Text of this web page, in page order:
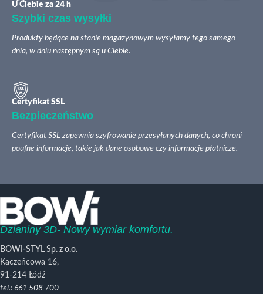
U Ciebie za 24 h
Szybki czas wysyłki
Produkty będące na stanie magazynowym wysyłamy tego samego
dnia, w dniu następnym są u Ciebie.
Certyfikat SSL
Bezpieczeństwo
Certyfikat SSL zapewnia szyfrowanie przesyłanych danych, co chroni
poufne informacje, takie jak dane osobowe czy informacje płatnicze.
Dzianiny 3D- Nowy wymiar komfortu.
BOWI-STYL Sp. z o.o.
Kaczeńcowa 16,
91-214 Łódź
tel.: 661 508 700